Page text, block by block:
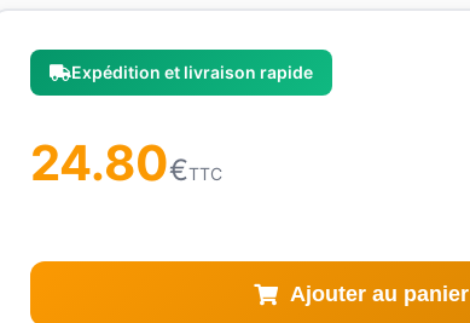
Expédition et livraison rapide
24.80€TTC
Ajouter au panier